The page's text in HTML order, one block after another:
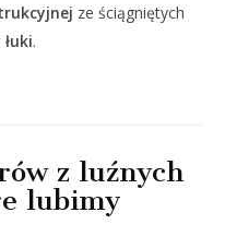
ze ściągniętych
.
z luźnych
lubimy